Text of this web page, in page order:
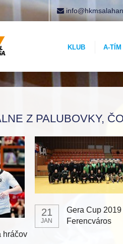
KLUB A-TÍM
Z PALUBOVKY,
hráčov
21
JAN
Gera Cup
Ferencváros